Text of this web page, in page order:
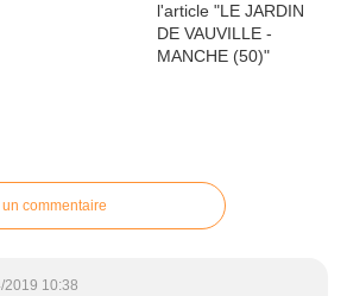
commentaire
2019 10:38